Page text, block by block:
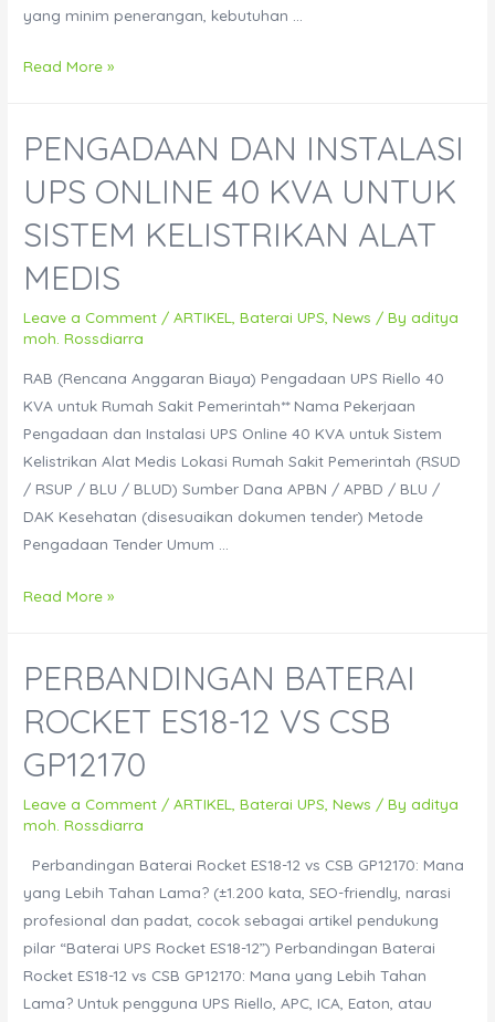
yang minim penerangan, kebutuhan …
Distributor
Tenaga
Surya
Sulawesi
Tenggara
untuk
Proyek
Desa
&
Industri
Read More »
PENGADAAN DAN INSTALASI
UPS ONLINE 40 KVA UNTUK
SISTEM KELISTRIKAN ALAT
MEDIS
Leave a Comment /ARTIKEL,Baterai UPS,News / Byaditya
moh. Rossdiarra
RAB (Rencana Anggaran Biaya) Pengadaan UPS Riello 40
KVA untuk Rumah Sakit Pemerintah** Nama Pekerjaan
Pengadaan dan Instalasi UPS Online 40 KVA untuk Sistem
Kelistrikan Alat Medis Lokasi Rumah Sakit Pemerintah (RSUD
/ RSUP / BLU / BLUD) Sumber Dana APBN / APBD / BLU /
DAK Kesehatan (disesuaikan dokumen tender) Metode
Pengadaan Tender Umum …
Pengadaan
UPS
40
KVA
Sistem
Alat
Medis
Read More »
PERBANDINGAN BATERAI
ROCKET ES18-12 VS CSB
GP12170
Leave a Comment /ARTIKEL ,Baterai UPS ,News / Byaditya
moh. Rossdiarra
Perbandingan Baterai Rocket ES18-12 vs CSB GP12170: Mana
yang Lebih Tahan Lama? (±1.200 kata, SEO-friendly, narasi
profesional dan padat, cocok sebagai artikel pendukung
pilar “Baterai UPS Rocket ES18-12”) Perbandingan Baterai
Rocket ES18-12 vs CSB GP12170: Mana yang Lebih Tahan
Lama? Untuk pengguna UPS Riello, APC, ICA, Eaton, atau